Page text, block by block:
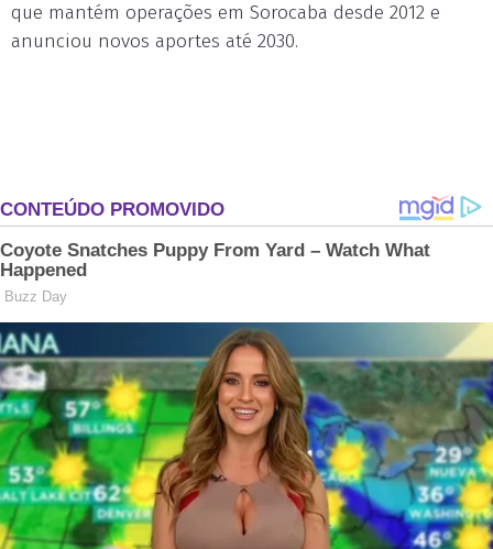
que mantém operações em Sorocaba desde 2012 e
anunciou novos aportes até 2030.